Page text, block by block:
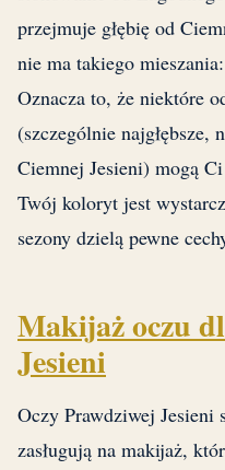
przejmuje głębię od
nie ma takiego
Oznacza to, że niektóre
(szczególnie najgłębsze,
Ciemnej Jesieni) mogą
Twój koloryt jest
sezony dzielą pewne
Makijaż oczu
Jesieni
Oczy Prawdziwej Jesieni
zasługują na makijaż,